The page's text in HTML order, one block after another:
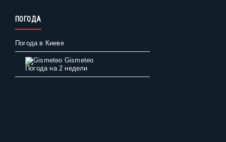
ПОГОДА
Погода в Киеве
Gismeteo
Погода на 2 недели